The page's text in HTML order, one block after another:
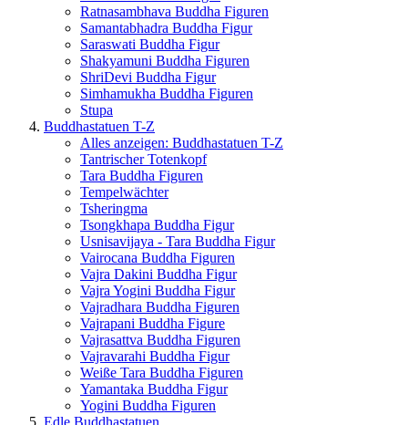
Ratnasambhava Buddha Figuren
Samantabhadra Buddha Figur
Saraswati Buddha Figur
Shakyamuni Buddha Figuren
ShriDevi Buddha Figur
Simhamukha Buddha Figuren
Stupa
Buddhastatuen T-Z
Alles anzeigen: Buddhastatuen T-Z
Tantrischer Totenkopf
Tara Buddha Figuren
Tempelwächter
Tsheringma
Tsongkhapa Buddha Figur
Usnisavijaya - Tara Buddha Figur
Vairocana Buddha Figuren
Vajra Dakini Buddha Figur
Vajra Yogini Buddha Figur
Vajradhara Buddha Figuren
Vajrapani Buddha Figure
Vajrasattva Buddha Figuren
Vajravarahi Buddha Figur
Weiße Tara Buddha Figuren
Yamantaka Buddha Figur
Yogini Buddha Figuren
Edle Buddhastatuen